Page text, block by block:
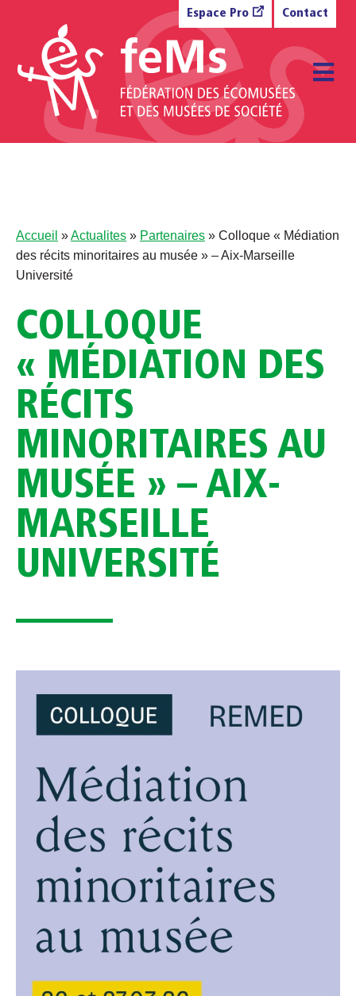
Espace Pro Contact
Accueil »Actualites » Partenaires » Colloque « Médiation
des récits minoritaires au musée » – Aix-Marseille
Université
COLLOQUE
« MÉDIATION DES
RÉCITS
MINORITAIRES AU
MUSÉE » – AIX-
MARSEILLE
UNIVERSITÉ